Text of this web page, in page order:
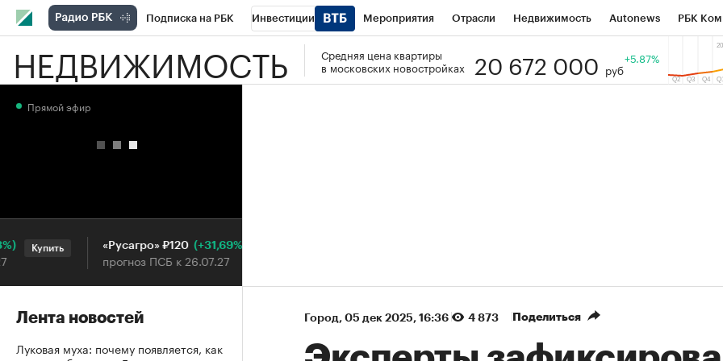
Подписка на РБК Инвестиции Мероприятия Отрасли Недвижимость Autonews РБК
РБК Вино Спорт Школа управления РБК РБК Образование Тренды
НЕДВИЖИМОСТЬ
Средняя цена квартиры
в московских новостройках
20 672 000 руб
+5.87%
Город⁠, 05 дек 2025, 16:36 4 873 Поделиться
Прямой эфир
Купить «Русагро» ₽120 (+31,69%)
прогноз ПСБ к 26.07.27
Лента новостей
Луковая муха: почему появляется, как